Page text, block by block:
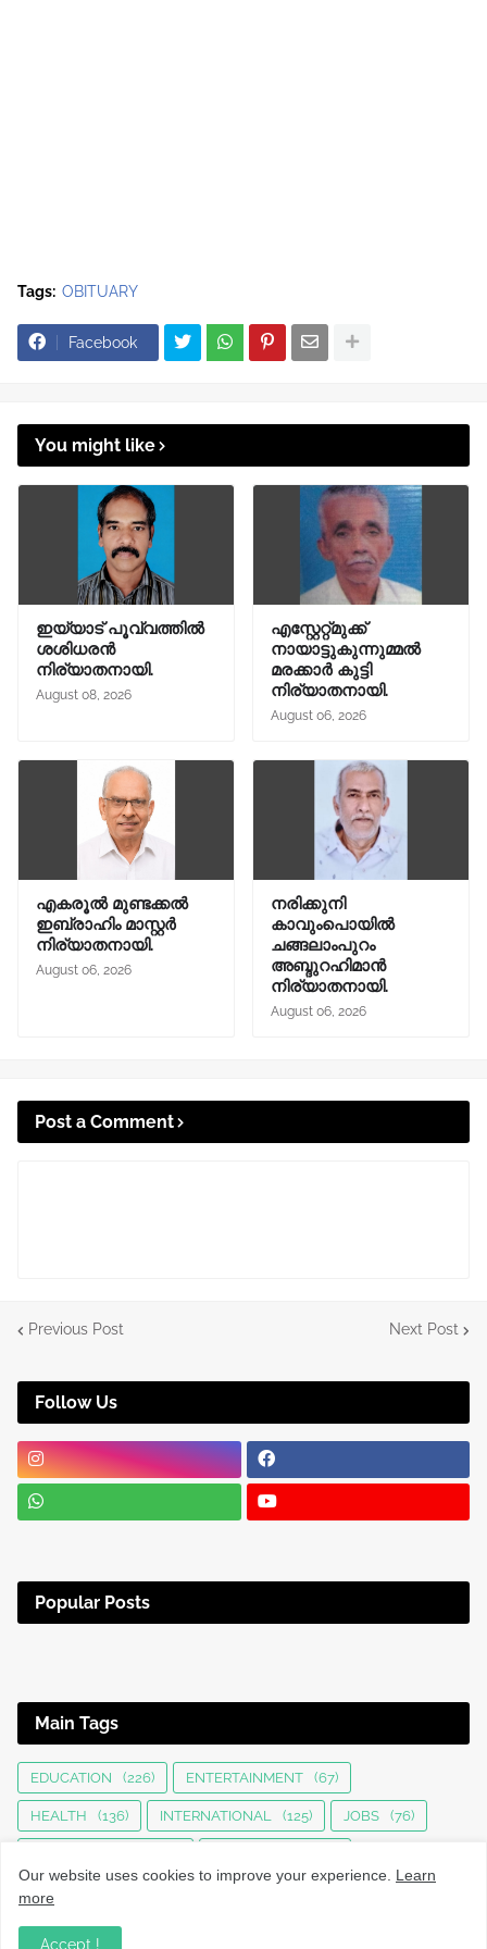
Tags: OBITUARY
Facebook
You might like
ഇയ്യാട് പൂവ്വത്തിൽ
ശശിധരൻ
നിര്യാതനായി.
August 08, 2026
എസ്റ്റേറ്റ്മുക്ക്
നായാട്ടുകുന്നുമ്മൽ
മരക്കാർ കുട്ടി
നിര്യാതനായി.
August 06, 2026
എകരൂൽ മുണ്ടക്കൽ
ഇബ്രാഹിം മാസ്റ്റർ
നിര്യാതനായി.
August 06, 2026
നരിക്കുനി
കാവുംപൊയിൽ
ചങ്ങലാംപുറം
അബ്ദുറഹിമാൻ
നിര്യാതനായി.
August 06, 2026
Post a Comment
Previous Post Next Post
Follow Us
Popular Posts
Main Tags
EDUCATION (226) ENTERTAINMENT (67)
HEALTH (136) INTERNATIONAL (125) JOBS (76)
OBITUARY (553)
Our website uses cookies to improve your experience. Learn
more
Accept !